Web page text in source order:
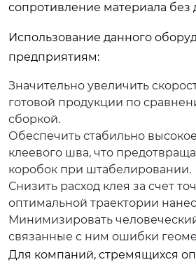
сопротивление материала
Использование данного
предприятиям:
Значительно увеличить
готовой продукции по
сборкой.
Обеспечить стабильно
клеевого шва, что
коробок при штабелировании.
Снизить расход клея за счет
оптимальной траектории
Минимизировать
связанные с ним ошибки
Для компаний, стремящихся